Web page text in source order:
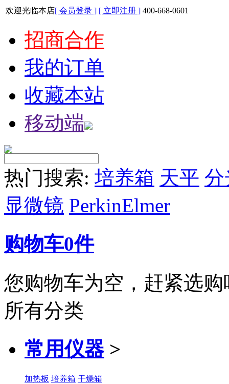
欢迎光临本店[ 会员登录 ] [ 立即注册 ] 400-668-0601
招商合作
我的订单
收藏本站
移动端
热门搜索: 培养箱 天平 分
显微镜 PerkinElmer
购物车0件
您购物车为空，赶紧选购
所有分类
常用仪器 >
加热板 培养箱 干燥箱